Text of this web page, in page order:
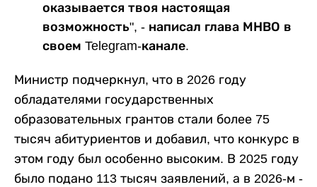
оказывается твоя настоящая
возможность", - написал глава МНВО в
своем Telegram-канале.
Министр подчеркнул, что в 2026 году
обладателями государственных
образовательных грантов стали более 75
тысяч абитуриентов и добавил, что конкурс в
этом году был особенно высоким. В 2025 году
было подано 113 тысяч заявлений, а в 2026-м -